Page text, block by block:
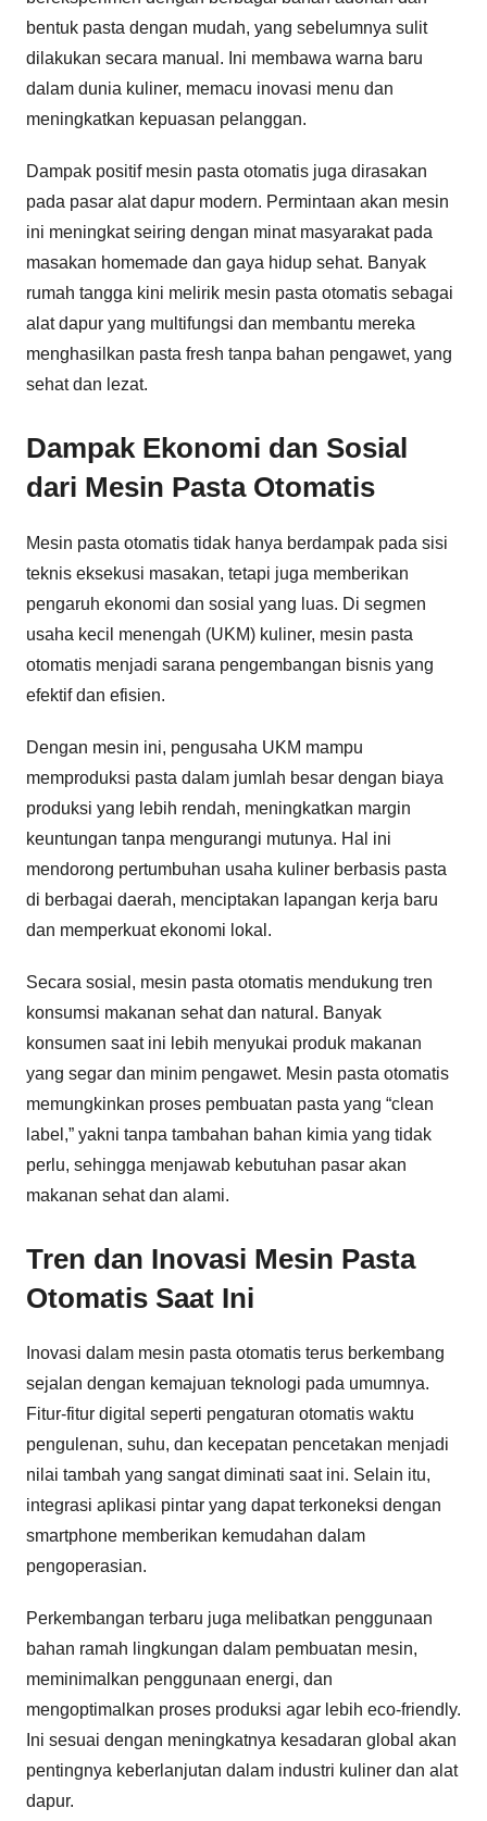
bentuk pasta dengan mudah, yang sebelumnya sulit
dilakukan secara manual. Ini membawa warna baru
dalam dunia kuliner, memacu inovasi menu dan
meningkatkan kepuasan pelanggan.
Dampak positif mesin pasta otomatis juga dirasakan
pada pasar alat dapur modern. Permintaan akan mesin
ini meningkat seiring dengan minat masyarakat pada
masakan homemade dan gaya hidup sehat. Banyak
rumah tangga kini melirik mesin pasta otomatis sebagai
alat dapur yang multifungsi dan membantu mereka
menghasilkan pasta fresh tanpa bahan pengawet, yang
sehat dan lezat.
Dampak Ekonomi dan Sosial
dari Mesin Pasta Otomatis
Mesin pasta otomatis tidak hanya berdampak pada sisi
teknis eksekusi masakan, tetapi juga memberikan
pengaruh ekonomi dan sosial yang luas. Di segmen
usaha kecil menengah (UKM) kuliner, mesin pasta
otomatis menjadi sarana pengembangan bisnis yang
efektif dan efisien.
Dengan mesin ini, pengusaha UKM mampu
memproduksi pasta dalam jumlah besar dengan biaya
produksi yang lebih rendah, meningkatkan margin
keuntungan tanpa mengurangi mutunya. Hal ini
mendorong pertumbuhan usaha kuliner berbasis pasta
di berbagai daerah, menciptakan lapangan kerja baru
dan memperkuat ekonomi lokal.
Secara sosial, mesin pasta otomatis mendukung tren
konsumsi makanan sehat dan natural. Banyak
konsumen saat ini lebih menyukai produk makanan
yang segar dan minim pengawet. Mesin pasta otomatis
memungkinkan proses pembuatan pasta yang “clean
label,” yakni tanpa tambahan bahan kimia yang tidak
perlu, sehingga menjawab kebutuhan pasar akan
makanan sehat dan alami.
Tren dan Inovasi Mesin Pasta
Otomatis Saat Ini
Inovasi dalam mesin pasta otomatis terus berkembang
sejalan dengan kemajuan teknologi pada umumnya.
Fitur-fitur digital seperti pengaturan otomatis waktu
pengulenan, suhu, dan kecepatan pencetakan menjadi
nilai tambah yang sangat diminati saat ini. Selain itu,
integrasi aplikasi pintar yang dapat terkoneksi dengan
smartphone memberikan kemudahan dalam
pengoperasian.
Perkembangan terbaru juga melibatkan penggunaan
bahan ramah lingkungan dalam pembuatan mesin,
meminimalkan penggunaan energi, dan
mengoptimalkan proses produksi agar lebih eco-friendly.
Ini sesuai dengan meningkatnya kesadaran global akan
pentingnya keberlanjutan dalam industri kuliner dan alat
dapur.